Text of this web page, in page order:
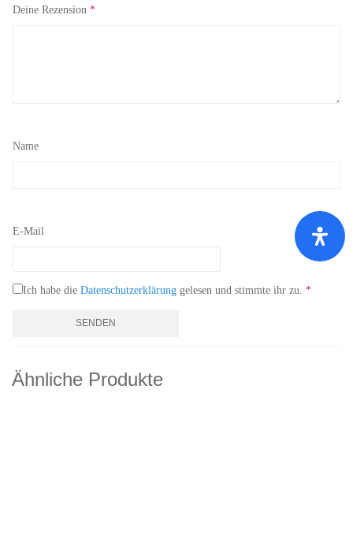
Deine Rezension *
Name
E-Mail
Ich habe die Datenschutzerklärung gelesen und stimmte ihr zu. *
Ähnliche Produkte